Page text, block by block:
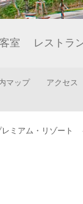
客室 レストラ
マップ アクセス
レミアム・リゾート